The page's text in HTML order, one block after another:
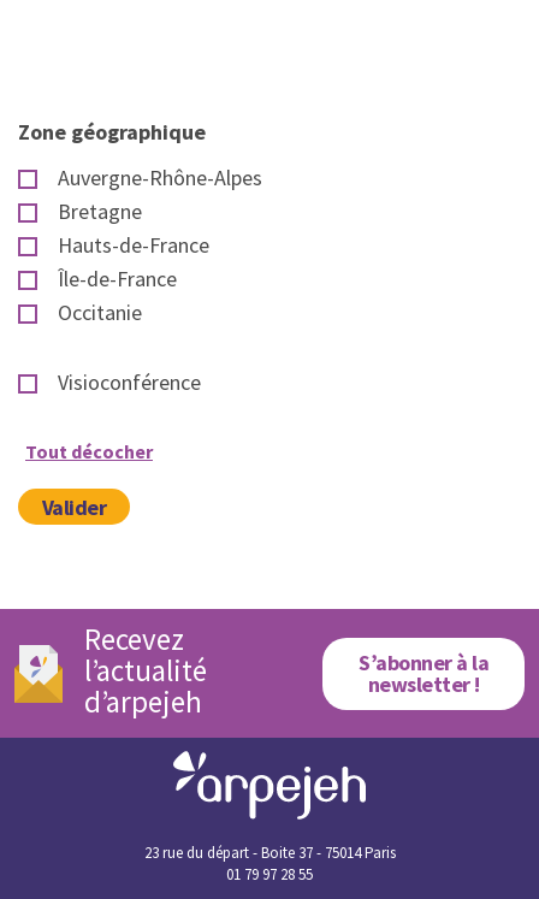
Zone géographique
Auvergne-Rhône-Alpes
Bretagne
Hauts-de-France
Île-de-France
Occitanie
Visioconférence
Tout décocher
Valider
Recevez
l’actualité
d’arpejeh
S’abonner à la
newsletter !
23 rue du départ - Boite 37 - 75014 Paris
01 79 97 28 55